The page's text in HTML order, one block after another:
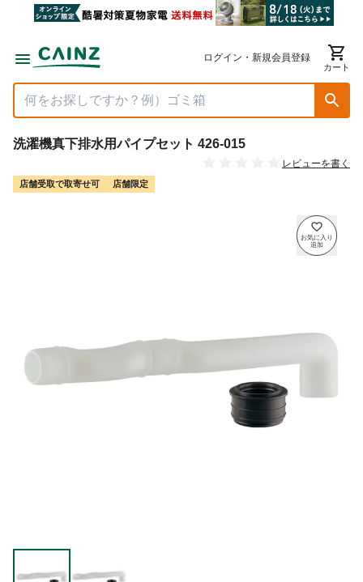
ログイン・新規会員登録
カート
洗濯機真下排水用パイプセット 426-015
レビューを書く
店舗受取で取寄せ可 店舗限定